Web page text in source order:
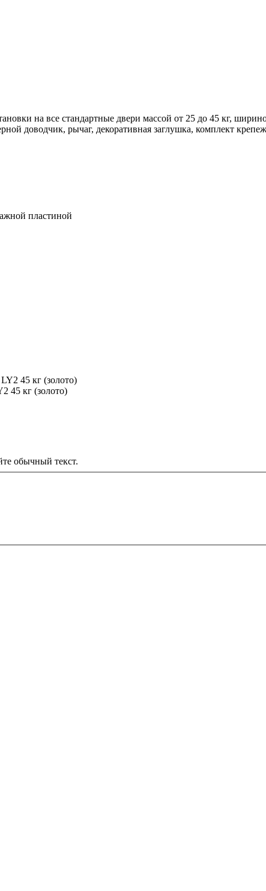
на все стандартные двери массой от 25 до 45 кг,
доводчик, рычаг, декоративная заглушка, комплект
пластиной
45 кг (золото)
обычный текст.